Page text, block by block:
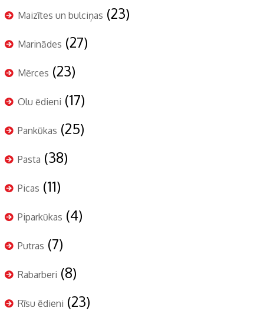
Maizītes un bulciņas (23)
Marinādes (27)
Mērces (23)
Olu ēdieni (17)
Pankūkas (25)
Pasta (38)
Picas (11)
Piparkūkas (4)
Putras (7)
Rabarberi (8)
Rīsu ēdieni (23)